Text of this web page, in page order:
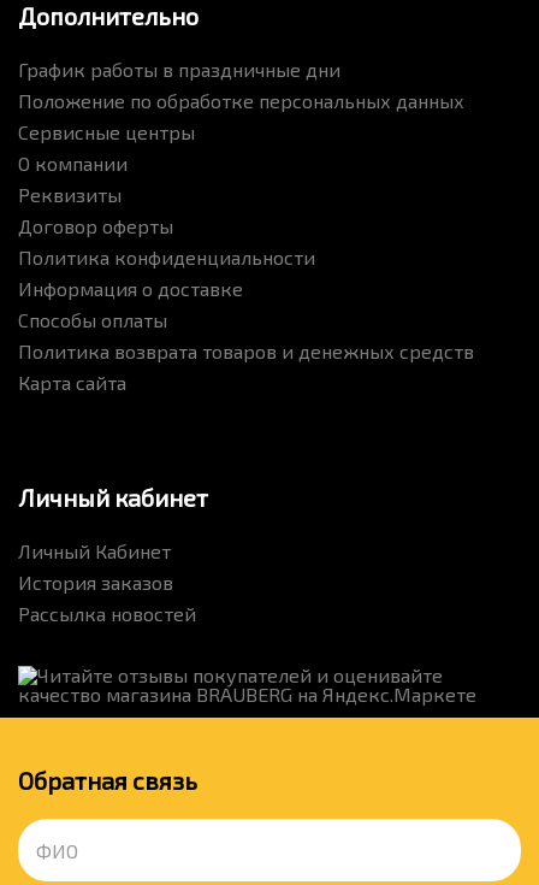
Дополнительно
График работы в праздничные дни
Положение по обработке персональных данных
Сервисные центры
О компании
Реквизиты
Договор оферты
Политика конфиденциальности
Информация о доставке
Способы оплаты
Политика возврата товаров и денежных средств
Карта сайта
Личный кабинет
Личный Кабинет
История заказов
Рассылка новостей
Обратная связь